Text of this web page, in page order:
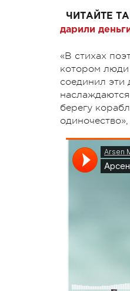
ЧИТАЙТЕ
дарили
«В стихах
котором люди
соединил эти
берегу